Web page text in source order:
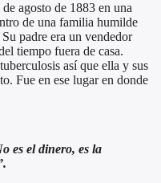
agosto de 1883 en una
de una familia humilde
padre era un vendedor
tiempo fuera de casa.
así que ella y sus
Fue en ese lugar en donde
es el dinero, es la